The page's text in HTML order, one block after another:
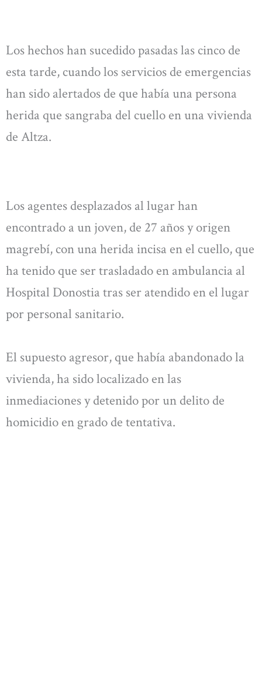
Los hechos han sucedido pasadas las cinco de
esta tarde, cuando los servicios de emergencias
han sido alertados de que había una persona
herida que sangraba del cuello en una vivienda
de Altza.
Los agentes desplazados al lugar han
encontrado a un joven, de 27 años y origen
magrebí, con una herida incisa en el cuello, que
ha tenido que ser trasladado en ambulancia al
Hospital Donostia tras ser atendido en el lugar
por personal sanitario.
El supuesto agresor, que había abandonado la
vivienda, ha sido localizado en las
inmediaciones y detenido por un delito de
homicidio en grado de tentativa.